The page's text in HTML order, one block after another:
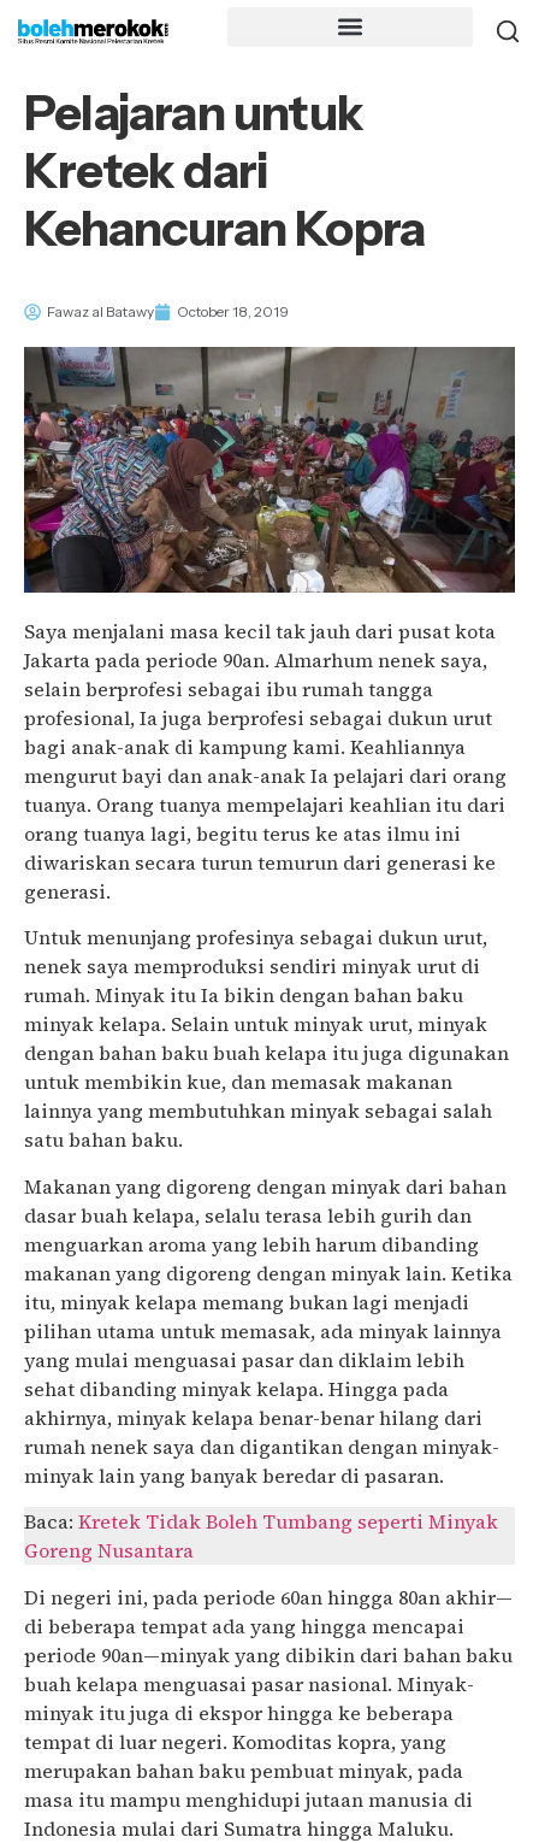
Pelajaran untuk
Kretek dari
Kehancuran Kopra
Fawaz al Batawy October 18, 2019
Saya menjalani masa kecil tak jauh dari pusat kota
Jakarta pada periode 90an. Almarhum nenek saya,
selain berprofesi sebagai ibu rumah tangga
profesional, Ia juga berprofesi sebagai dukun urut
bagi anak-anak di kampung kami. Keahliannya
mengurut bayi dan anak-anak Ia pelajari dari orang
tuanya. Orang tuanya mempelajari keahlian itu dari
orang tuanya lagi, begitu terus ke atas ilmu ini
diwariskan secara turun temurun dari generasi ke
generasi.
Untuk menunjang profesinya sebagai dukun urut,
nenek saya memproduksi sendiri minyak urut di
rumah. Minyak itu Ia bikin dengan bahan baku
minyak kelapa. Selain untuk minyak urut, minyak
dengan bahan baku buah kelapa itu juga digunakan
untuk membikin kue, dan memasak makanan
lainnya yang membutuhkan minyak sebagai salah
satu bahan baku.
Makanan yang digoreng dengan minyak dari bahan
dasar buah kelapa, selalu terasa lebih gurih dan
menguarkan aroma yang lebih harum dibanding
makanan yang digoreng dengan minyak lain. Ketika
itu, minyak kelapa memang bukan lagi menjadi
pilihan utama untuk memasak, ada minyak lainnya
yang mulai menguasai pasar dan diklaim lebih
sehat dibanding minyak kelapa. Hingga pada
akhirnya, minyak kelapa benar-benar hilang dari
rumah nenek saya dan digantikan dengan minyak-
minyak lain yang banyak beredar di pasaran.
Baca: Kretek Tidak Boleh Tumbang seperti Minyak
Goreng Nusantara
Di negeri ini, pada periode 60an hingga 80an akhir—
di beberapa tempat ada yang hingga mencapai
periode 90an—minyak yang dibikin dari bahan baku
buah kelapa menguasai pasar nasional. Minyak-
minyak itu juga di ekspor hingga ke beberapa
tempat di luar negeri. Komoditas kopra, yang
merupakan bahan baku pembuat minyak, pada
masa itu mampu menghidupi jutaan manusia di
Indonesia mulai dari Sumatra hingga Maluku.